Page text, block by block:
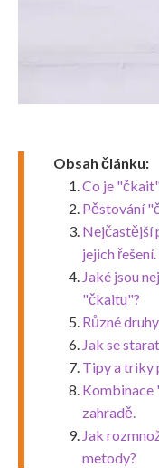
Obsah článku:
Co je
Pěstování
Nejčastější
jejich řešení.
Jaké jsou
"čkaitu"?
Různé
Jak se
Tipy a triky
Kombinace
zahradě.
Jak
metody?